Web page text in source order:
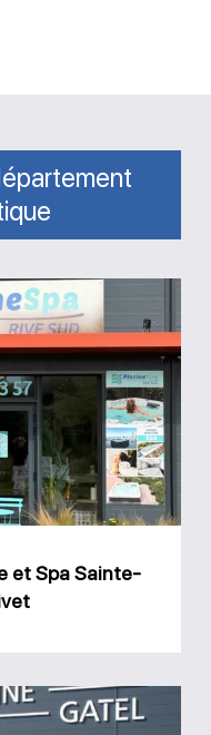
et Spa Sainte-